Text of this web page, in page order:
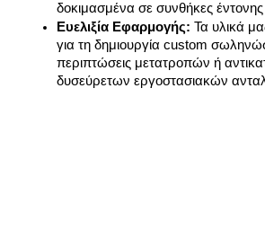
δοκιμασμένα σε συνθήκες
Ευελιξία Εφαρμογής: Τα υλικά
για τη δημιουργία custom
περιπτώσεις μετατροπών ή
δυσεύρετων εργοστασιακών